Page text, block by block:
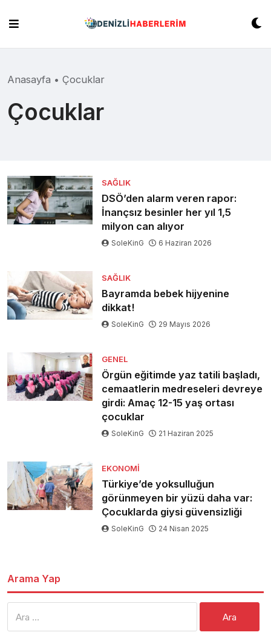
content
Anasayfa • Çocuklar
Çocuklar
SAĞLIK
DSÖ’den alarm veren rapor:
İnançsız besinler her yıl 1,5
milyon can alıyor
SoleKinG 6 Haziran 2026
SAĞLIK
Bayramda bebek hijyenine
dikkat!
SoleKinG 29 Mayıs 2026
GENEL
Örgün eğitimde yaz tatili başladı,
cemaatlerin medreseleri devreye
girdi: Amaç 12-15 yaş ortası
çocuklar
SoleKinG 21 Haziran 2025
EKONOMI
Türkiye’de yoksulluğun
görünmeyen bir yüzü daha var:
Çocuklarda giysi güvensizliği
SoleKinG 24 Nisan 2025
Arama Yap